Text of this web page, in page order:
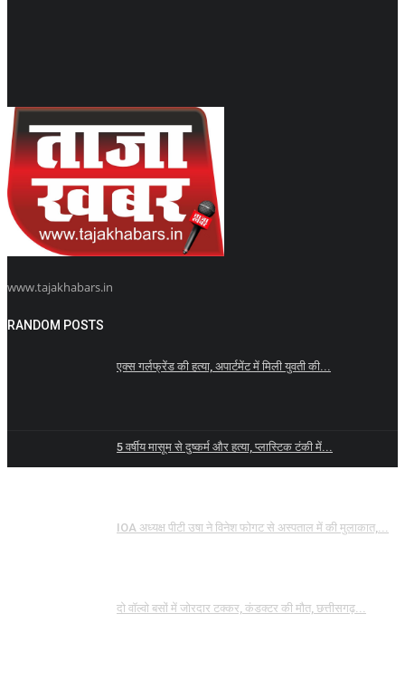
www.tajakhabars.in
RANDOM POSTS
एक्स गर्लफ्रेंड की हत्या, अपार्टमेंट में मिली युवती की...
5 वर्षीय मासूम से दुष्कर्म और हत्या, प्लास्टिक टंकी में...
IOA अध्यक्ष पीटी उषा ने विनेश फोगट से अस्पताल में की मुलाकात,...
दो वॉल्वो बसों में जोरदार टक्कर, कंडक्टर की मौत, छत्तीसगढ़...